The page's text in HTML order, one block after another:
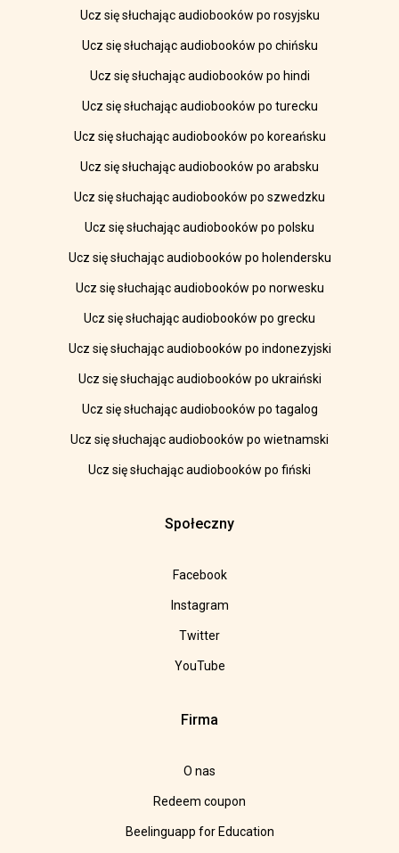
Ucz się słuchając audiobooków po rosyjsku
Ucz się słuchając audiobooków po chińsku
Ucz się słuchając audiobooków po hindi
Ucz się słuchając audiobooków po turecku
Ucz się słuchając audiobooków po koreańsku
Ucz się słuchając audiobooków po arabsku
Ucz się słuchając audiobooków po szwedzku
Ucz się słuchając audiobooków po polsku
Ucz się słuchając audiobooków po holendersku
Ucz się słuchając audiobooków po norwesku
Ucz się słuchając audiobooków po grecku
Ucz się słuchając audiobooków po indonezyjski
Ucz się słuchając audiobooków po ukraiński
Ucz się słuchając audiobooków po tagalog
Ucz się słuchając audiobooków po wietnamski
Ucz się słuchając audiobooków po fiński
Społeczny
Facebook
Instagram
Twitter
YouTube
Firma
O nas
Redeem coupon
Beelinguapp for Education